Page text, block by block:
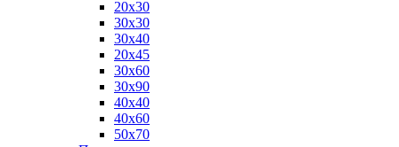
20х30
30х30
30х40
20х45
30х60
30х90
40х40
40х60
50х70